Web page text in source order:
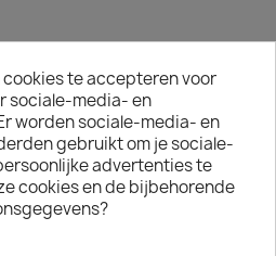
1.2m
CART
cookies te accepteren voor
sociale-media- en
worden sociale-media- en
gebruikt om je sociale-
advertenties te
cookies en de bijbehorende